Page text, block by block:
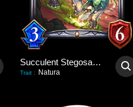
Succulent Stegosaurus
Trait : Natura